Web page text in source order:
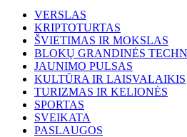
VERSLAS
KRIPTOTURTAS
ŠVIETIMAS IR MOKSLAS
BLOKŲ GRANDINĖS
JAUNIMO PULSAS
KULTŪRA IR LAISVALAIKIS
TURIZMAS IR KELIONĖS
SPORTAS
SVEIKATA
PASLAUGOS